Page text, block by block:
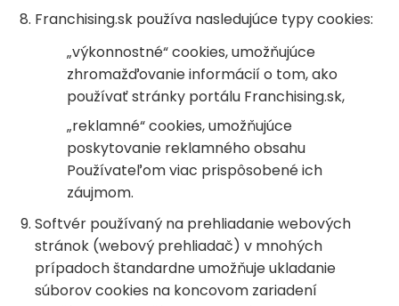
Franchising.sk používa nasledujúce typy cookies:
„výkonnostné“ cookies, umožňujúce
zhromažďovanie informácií o tom, ako
používať stránky portálu Franchising.sk,
„reklamné“ cookies, umožňujúce
poskytovanie reklamného obsahu
Používateľom viac prispôsobené ich
záujmom.
Softvér používaný na prehliadanie webových
stránok (webový prehliadač) v mnohých
prípadoch štandardne umožňuje ukladanie
súborov cookies na koncovom zariadení